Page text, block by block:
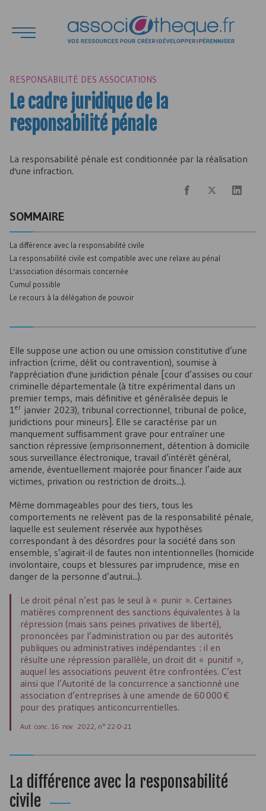
RESPONSABILITÉ DES ASSOCIATIONS
Le cadre juridique de la
responsabilité pénale
La responsabilité pénale est conditionnée par la réalisation
d'une infraction.
SOMMAIRE
La différence avec la responsabilité civile
La responsabilité civile est compatible avec une relaxe au pénal
L'association désormais concernée
Cumul possible
Le recours à la délégation de pouvoir
Elle suppose une action ou une omission constitutive d’une
infraction (crime, délit ou contravention), soumise à
l'appréciation d'une juridiction pénale [cour d’assises ou cour
criminelle départementale (à titre expérimental dans un
premier temps, mais définitive et généralisée depuis le
1er janvier 2023), tribunal correctionnel, tribunal de police,
juridictions pour mineurs]. Elle se caractérise par un
manquement suffisamment grave pour entraîner une
sanction répressive (emprisonnement, détention à domicile
sous surveillance électronique, travail d’intérêt général,
amende, éventuellement majorée pour financer l’aide aux
victimes, privation ou restriction de droits...).
Même dommageables pour des tiers, tous les
comportements ne relèvent pas de la responsabilité pénale,
laquelle est seulement réservée aux hypothèses
correspondant à des désordres pour la société dans son
ensemble, s’agirait-il de fautes non intentionnelles (homicide
involontaire, coups et blessures par imprudence, mise en
danger de la personne d’autrui...).
Le droit pénal n’est pas le seul à « punir ». Certaines
matières comprennent des sanctions équivalentes à la
répression (mais sans peines privatives de liberté),
prononcées par l’administration ou par des autorités
publiques ou administratives indépendantes : il en
résulte une répression parallèle, un droit dit « punitif »,
auquel les associations peuvent être confrontées. C’est
ainsi que l’Autorité de la concurrence a sanctionné une
association d’entreprises à une amende de 60 000 €
pour des pratiques anticoncurrentielles.
Aut. conc. 16 nov. 2022, n° 22-D-21
La différence avec la responsabilité
civile